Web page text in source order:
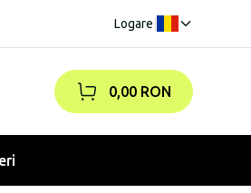
Logare
0,00 RON